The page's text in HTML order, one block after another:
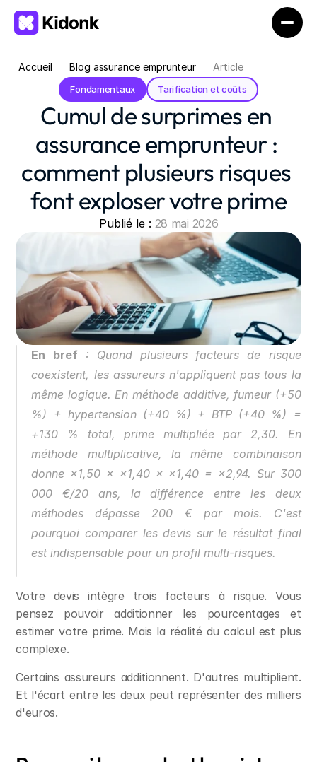
Accueil Blog assurance emprunteur Article
Fondamentaux Tarification et coûts
Cumul de surprimes en
assurance emprunteur :
comment plusieurs risques
font exploser votre prime
Publié le : 28 mai 2026
En bref : Quand plusieurs facteurs de risque
coexistent, les assureurs n'appliquent pas tous la
même logique. En méthode additive, fumeur (+50
%) + hypertension (+40 %) + BTP (+40 %) =
+130 % total, prime multipliée par 2,30. En
méthode multiplicative, la même combinaison
donne ×1,50 × ×1,40 × ×1,40 = ×2,94. Sur 300
000 €/20 ans, la différence entre les deux
méthodes dépasse 200 € par mois. C'est
pourquoi comparer les devis sur le résultat final
est indispensable pour un profil multi-risques.
Votre devis intègre trois facteurs à risque. Vous
pensez pouvoir additionner les pourcentages et
estimer votre prime. Mais la réalité du calcul est plus
complexe.
Certains assureurs additionnent. D'autres multiplient.
Et l'écart entre les deux peut représenter des milliers
d'euros.